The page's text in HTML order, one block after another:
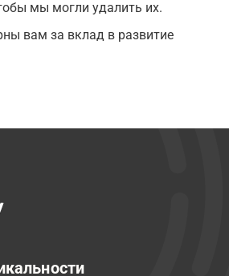
мы могли удалить их.
вам за вклад в развитие